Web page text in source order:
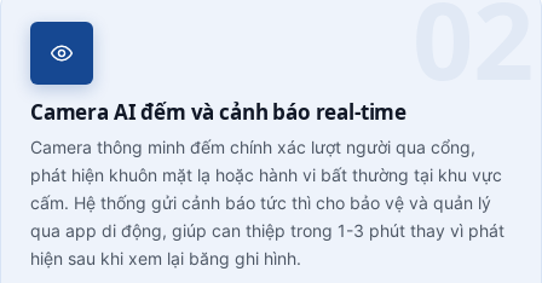
Camera AI đếm và cảnh báo real-time
Camera thông minh đếm chính xác lượt người qua cổng,
phát hiện khuôn mặt lạ hoặc hành vi bất thường tại khu vực
cấm. Hệ thống gửi cảnh báo tức thì cho bảo vệ và quản lý
qua app di động, giúp can thiệp trong 1-3 phút thay vì phát
hiện sau khi xem lại băng ghi hình.